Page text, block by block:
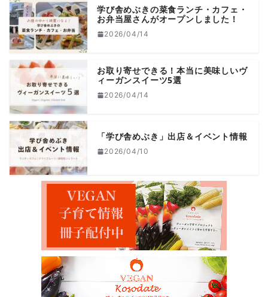
学び舎めぶきの菜食ランチ・カフェ・
お弁当屋さんがオープンしました！
2026/04/14
お取り寄せできる！本当に美味しいヴ
ィーガンスイーツ5選
2026/04/14
「学び舎めぶき」出店＆イベント情報
2026/04/10